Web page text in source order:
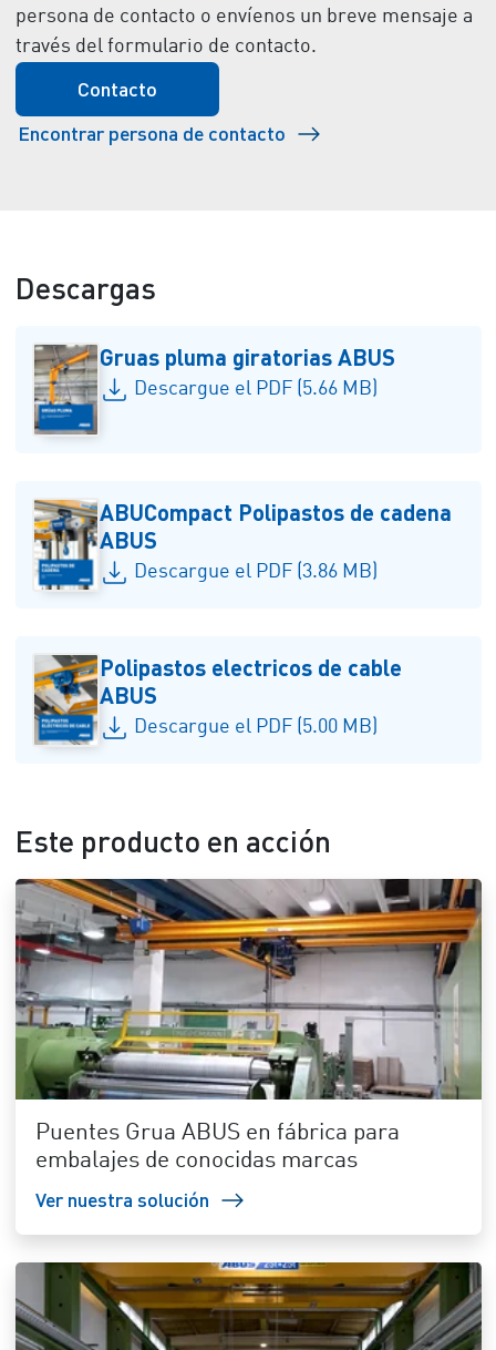
persona de contacto o envíenos un breve mensaje a
través del formulario de contacto.
Contacto
Encontrar persona de contacto
Descargas
Gruas pluma giratorias ABUS
Descargue el PDF (5.66 MB)
ABUCompact Polipastos de cadena
ABUS
Descargue el PDF (3.86 MB)
Polipastos electricos de cable
ABUS
Descargue el PDF (5.00 MB)
Este producto en acción
Puentes Grua ABUS en fábrica para
embalajes de conocidas marcas
Ver nuestra solución